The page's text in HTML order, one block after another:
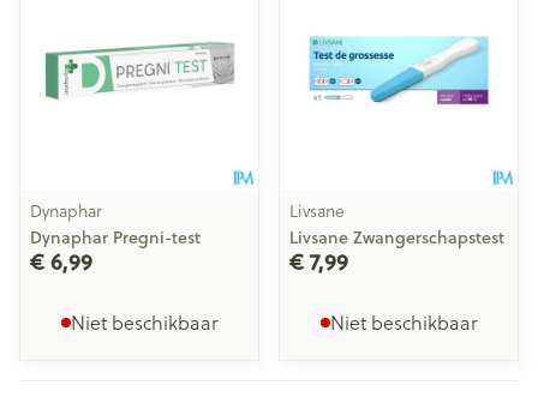
Dynaphar
Dynaphar Pregni-test
€ 6,99
Niet beschikbaar
Livsane
Livsane Zwangerschapstest
€ 7,99
Niet beschikbaar